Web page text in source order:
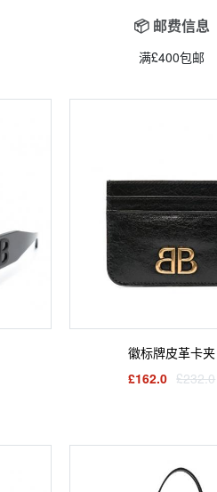
📦 邮费信息
满£400包邮
徽标牌皮革卡夹
£162.0 £232.0